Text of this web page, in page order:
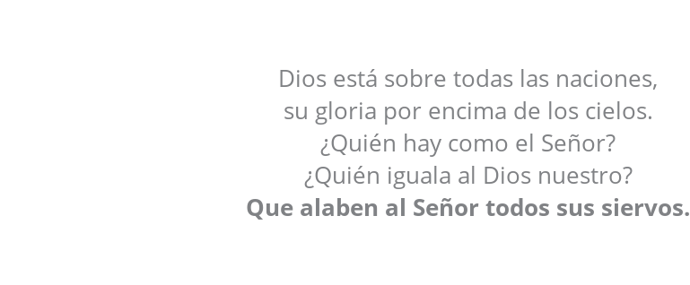
Dios está sobre todas las naciones,
su gloria por encima de los cielos.
¿Quién hay como el Señor?
¿Quién iguala al Dios nuestro?
Que alaben al Señor todos sus siervos.